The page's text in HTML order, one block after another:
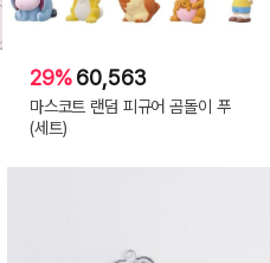
29%60,563
마스코트 랜덤 피규어 곰돌이 푸
(세트)